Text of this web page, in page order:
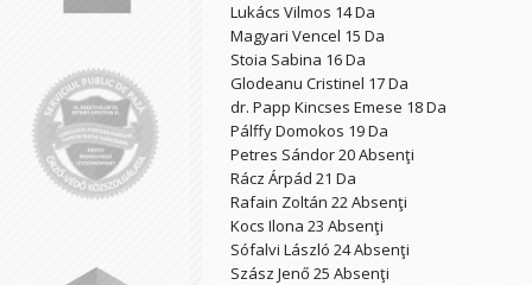
Lukács Vilmos 14 Da
Magyari Vencel 15 Da
Stoia Sabina 16 Da
Glodeanu Cristinel 17 Da
dr. Papp Kincses Emese 18 Da
Pálffy Domokos 19 Da
Petres Sándor 20 Absenţi
Rácz Árpád 21 Da
Rafain Zoltán 22 Absenţi
Kocs Ilona 23 Absenţi
Sófalvi László 24 Absenţi
Szász Jenő 25 Absenţi